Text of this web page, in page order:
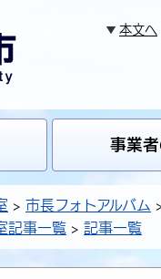
本文へ
事業
市長フォトアルバム
記事一覧 記事一覧